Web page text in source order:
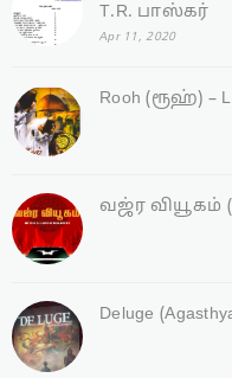
T.R. பாஸ்கர்
Apr 11, 2020
Rooh (ரூஹ்) –
வஜ்ர‌ வியூகம்
Deluge